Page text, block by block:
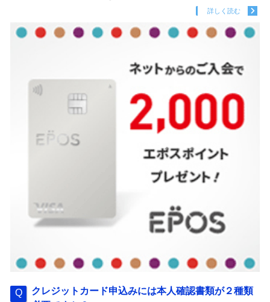
詳しく読む
クレジットカード申込みには本人確認書類が２種類